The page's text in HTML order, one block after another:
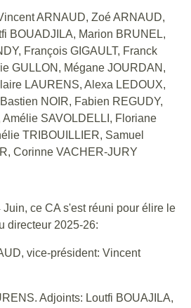
ARNAUD, Zoé ARNAUD,
BOUADJILA, Marion BRUNEL,
François GIGAULT, Franck
GULLON, Mégane JOURDAN,
LAURENS, Alexa LEDOUX,
NOIR, Fabien REGUDY,
SAVOLDELLI, Floriane
TRIBOUILLIER, Samuel
Corinne VACHER-JURY
ce CA s'est réuni pour élire le
directeur 2025-26:
vice-président: Vincent
Adjoints: Loutfi BOUAJILA,